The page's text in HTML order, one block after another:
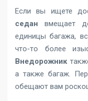
Если вы ищете
седан вмещает
единицы багажа,
что-то более
Внедорожник
а также багаж.
обещают вам